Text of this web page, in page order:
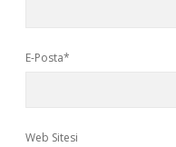
E-Posta*
Web Sitesi